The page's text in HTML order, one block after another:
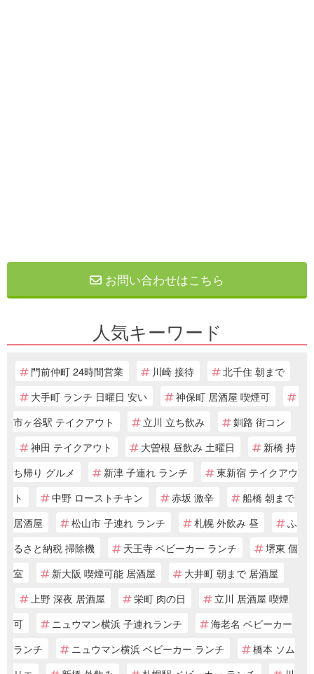
お問い合わせはこちら
人気キーワード
門前仲町 24時間営業 川崎 接待
北千住 朝まで
大手町 ランチ 日曜日 安い
神保町 居酒屋 喫煙可
市ヶ谷駅 テイクアウト
立川 立ち飲み
釧路 街コン
神田 テイクアウト
大曽根 昼飲み 土曜日
新橋 持
ち帰り グルメ
新津 子連れ ランチ
東新宿 テイクアウ
ト
中野 ローストチキン 赤坂 激辛
船橋 朝まで
居酒屋
松山市 子連れ ランチ 札幌 外飲み 昼
ふ
るさと納税 掃除機
天王寺 ベビーカー ランチ
堺東 個
室
新大阪 喫煙可能 居酒屋
大井町 朝まで 居酒屋
上野 深夜 居酒屋
栄町 肉の日
立川 居酒屋 喫煙
可
ニュウマン横浜 子連れランチ
海老名 ベビーカー
ランチ
ニュウマン横浜 ベビーカー ランチ
橋本 ソム